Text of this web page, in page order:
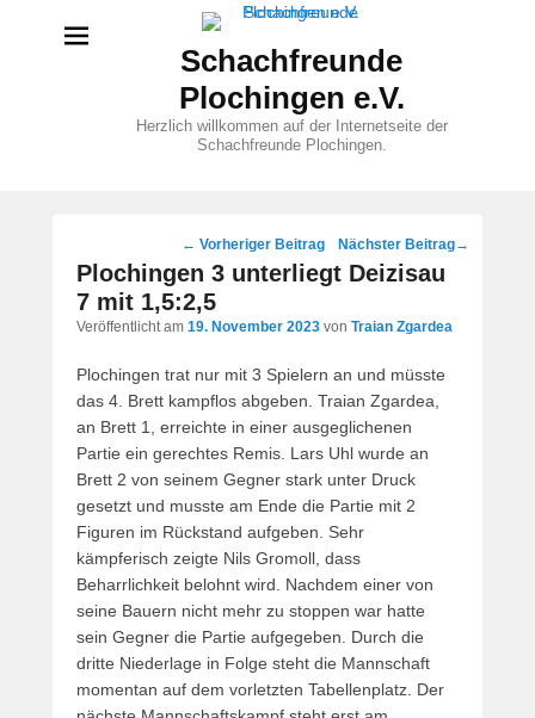
Schachfreunde
Plochingen e.V.
Herzlich willkommen auf der Internetseite der
Schachfreunde Plochingen.
Beitragsnavigation
← Vorheriger Beitrag Nächster Beitrag→
Plochingen 3 unterliegt Deizisau
7 mit 1,5:2,5
Veröffentlicht am 19. November 2023 von Traian Zgardea
Plochingen trat nur mit 3 Spielern an und müsste
das 4. Brett kampflos abgeben. Traian Zgardea,
an Brett 1, erreichte in einer ausgeglichenen
Partie ein gerechtes Remis. Lars Uhl wurde an
Brett 2 von seinem Gegner stark unter Druck
gesetzt und musste am Ende die Partie mit 2
Figuren im Rückstand aufgeben. Sehr
kämpferisch zeigte Nils Gromoll, dass
Beharrlichkeit belohnt wird. Nachdem einer von
seine Bauern nicht mehr zu stoppen war hatte
sein Gegner die Partie aufgegeben. Durch die
dritte Niederlage in Folge steht die Mannschaft
momentan auf dem vorletzten Tabellenplatz. Der